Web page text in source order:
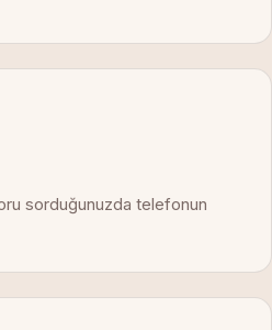
sorduğunuzda telefonun